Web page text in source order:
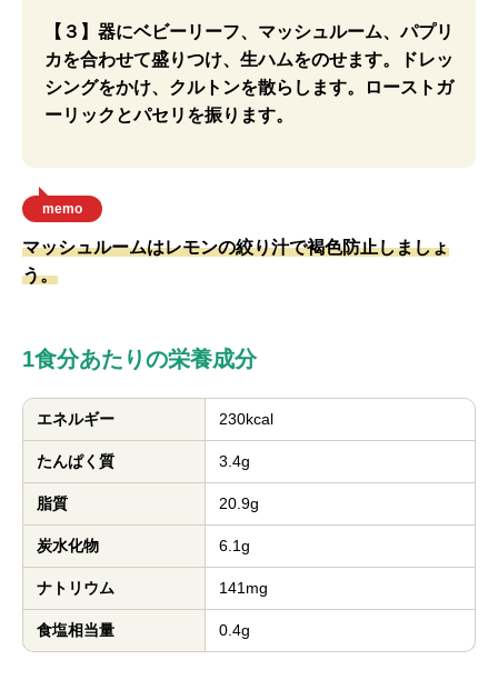
【３】器にベビーリーフ、マッシュルーム、パプリ
カを合わせて盛りつけ、生ハムをのせます。ドレッ
シングをかけ、クルトンを散らします。ローストガ
ーリックとパセリを振ります。
memo
マッシュルームはレモンの絞り汁で褐色防止しましょ
う。
1食分あたりの栄養成分
エネルギー 230kcal
たんぱく質 3.4g
脂質 20.9g
炭水化物 6.1g
ナトリウム 141mg
食塩相当量 0.4g